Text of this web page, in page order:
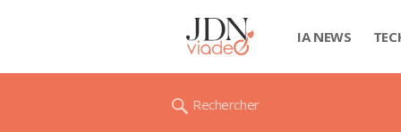
IA NEWS
Rechercher